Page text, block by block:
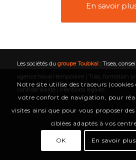
En savoir
Les sociétés du groupe Toubkal: Tisea,
agence travail temporaire| Tilas, formation
confidentialité| Mentions légales
Notre site utilise des traceurs
votre confort de navigation, pour
visites ainsi que pour vous proposer
ciblées adaptés à vos
OK En savoir plus